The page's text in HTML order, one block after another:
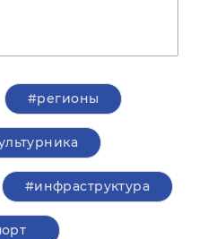
#регионы
#инфраструктура